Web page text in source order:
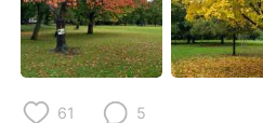
Indonesia Italiano
Türkçe
61 5